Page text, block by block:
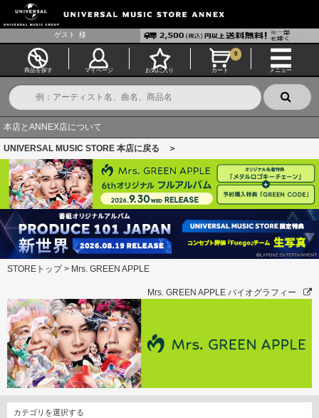
ゲスト 様
商品を探す マイページ お気に入り カート
0
メニュー
本店とANNEX店について
UNIVERSAL MUSIC STORE 本店に戻る ＞
STOREトップ> Mrs. GREEN APPLE
Mrs. GREEN APPLE バイオグラフィー
カテゴリを選択する